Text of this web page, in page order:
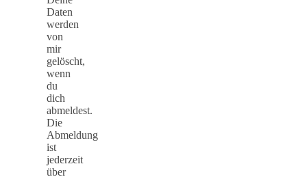
Daten
werden
von
mir
gelöscht,
wenn
du
dich
abmeldest.
Die
Abmeldung
ist
jederzeit
über